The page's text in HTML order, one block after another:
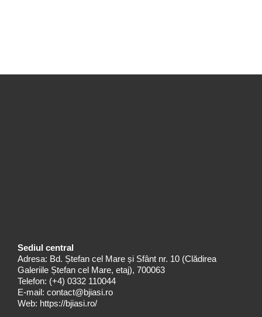
Sediul central
Adresa: Bd. Ștefan cel Mare și Sfânt nr. 10 (Clădirea
Galeriile Ștefan cel Mare, etaj), 700063
Telefon: (+4) 0332 110044
E-mail: contact@bjiasi.ro
Web: https://bjiasi.ro/